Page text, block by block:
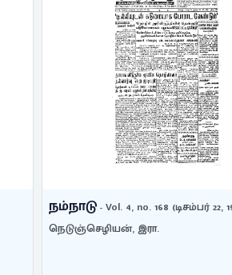
நம்நாடு- Vol. 3, no. 90 (செப்டம்பர்
நெடுஞ்செழியன், இரா.